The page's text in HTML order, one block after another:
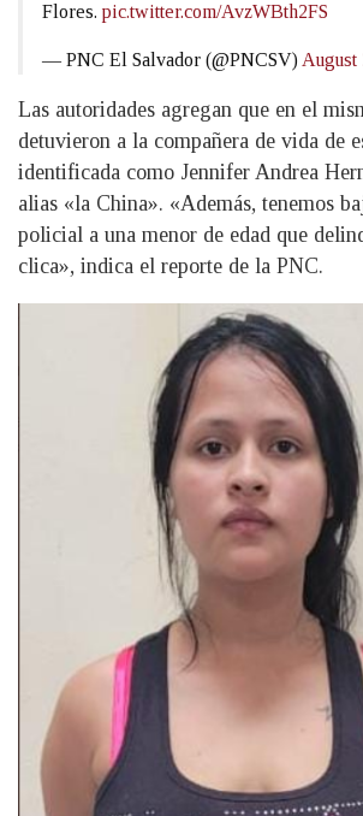
Flores. pic.twitter.com/AvzWBth2FS
— PNC El Salvador (@PNCSV) August
Las autoridades agregan que en el
detuvieron a la compañera de vida de
identificada como Jennifer Andrea
alias «la China». «Además, tenemos
policial a una menor de edad que
clica», indica el reporte de la PNC.